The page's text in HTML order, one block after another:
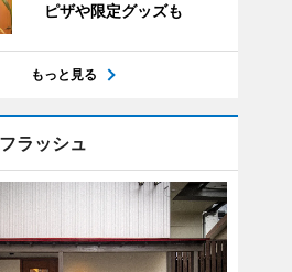
ピザや限定グッズも
もっと見る
ラッシュ